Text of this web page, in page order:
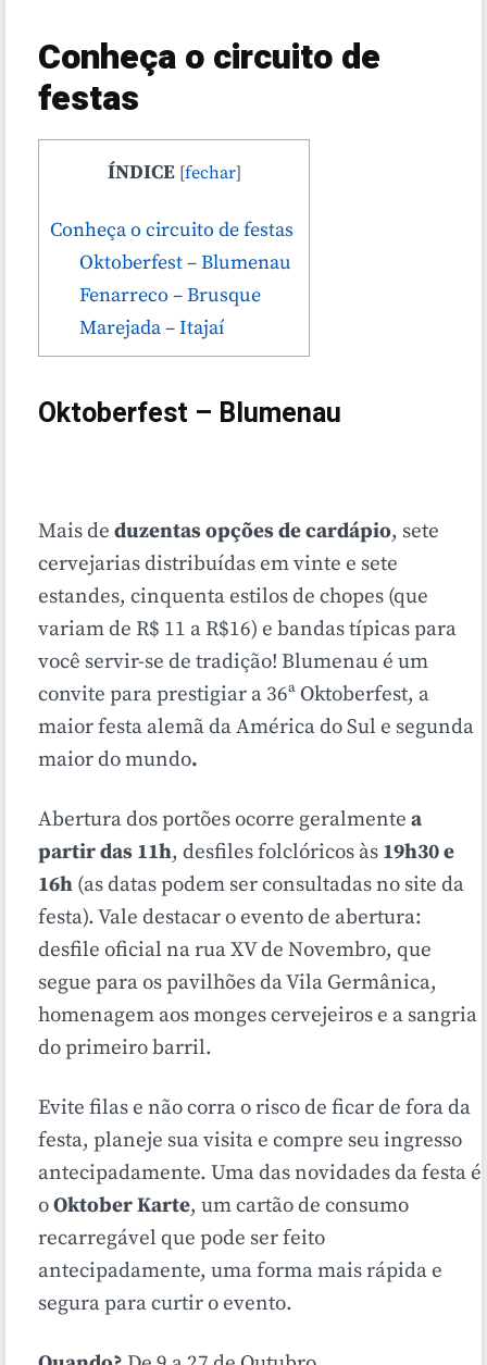
Conheça o circuito de
festas
ÍNDICE [fechar]
Conheça o circuito de festas
Oktoberfest – Blumenau
Fenarreco – Brusque
Marejada – Itajaí
Oktoberfest – Blumenau
Mais de duzentas opções de cardápio, sete
cervejarias distribuídas em vinte e sete
estandes, cinquenta estilos de chopes (que
variam de R$ 11 a R$16) e bandas típicas para
você servir-se de tradição! Blumenau é um
convite para prestigiar a 36ª Oktoberfest, a
maior festa alemã da América do Sul e segunda
maior do mundo.
Abertura dos portões ocorre geralmente a
partir das 11h, desfiles folclóricos às 19h30 e
16h (as datas podem ser consultadas no site da
festa). Vale destacar o evento de abertura:
desfile oficial na rua XV de Novembro, que
segue para os pavilhões da Vila Germânica,
homenagem aos monges cervejeiros e a sangria
do primeiro barril.
Evite filas e não corra o risco de ficar de fora da
festa, planeje sua visita e compre seu ingresso
antecipadamente. Uma das novidades da festa é
oOktober Karte, um cartão de consumo
recarregável que pode ser feito
antecipadamente, uma forma mais rápida e
segura para curtir o evento.